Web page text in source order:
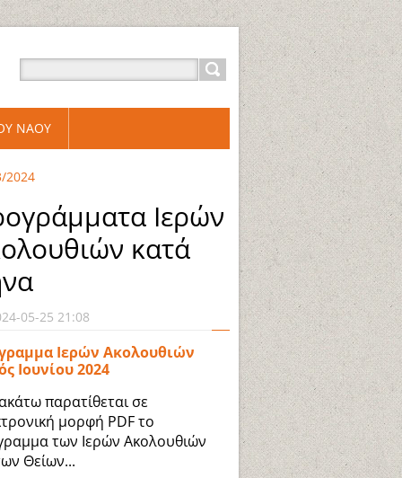
2024
Ιερών
κατά
05-25 21:08
Ιερών Ακολουθιών
Ιουνίου 2024
παρατίθεται σε
μορφή PDF το
των Ιερών Ακολουθιών
Θείων...
ΝΑΟΥ